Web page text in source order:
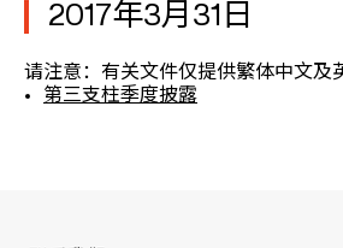
2017年3月31日
请注意：有关文件仅提供繁体中文及
第三支柱季度披露